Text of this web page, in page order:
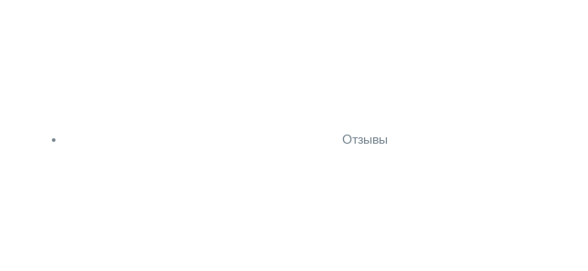
Отзывы